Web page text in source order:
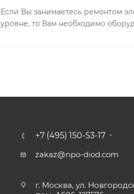
Если Вы занимаетесь ремонтом
уровне, то Вам необходимо
+7 (495) 150-53-17
zakaz@npo-diod.com
г. Москва, ул.